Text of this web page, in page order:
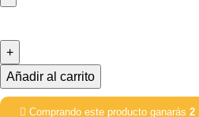
Añadir al carrito
Comprando este producto ganarás 2